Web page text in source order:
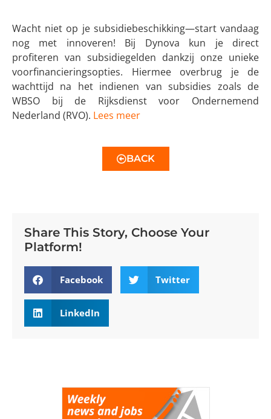
Wacht niet op je subsidiebeschikking—start vandaag
nog met innoveren! Bij Dynova kun je direct
profiteren van subsidiegelden dankzij onze unieke
voorfinancieringsopties. Hiermee overbrug je de
wachttijd na het indienen van subsidies zoals de
WBSO bij de Rijksdienst voor Ondernemend
Nederland (RVO). Lees meer
BACK
Share This Story, Choose Your
Platform!
Facebook Twitter
LinkedIn